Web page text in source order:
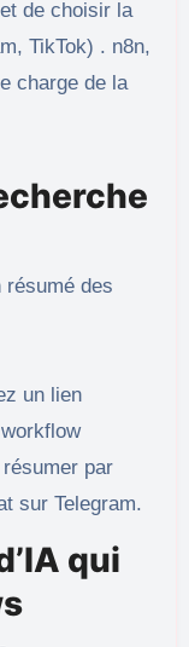
de choisir la
TikTok) . n8n,
charge de la
résumé des
un lien
par
sur Telegram.
qui